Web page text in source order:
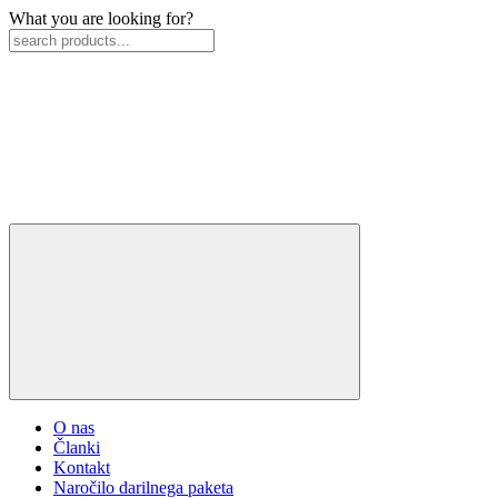
What you are looking for?
O nas
Članki
Kontakt
Naročilo darilnega paketa